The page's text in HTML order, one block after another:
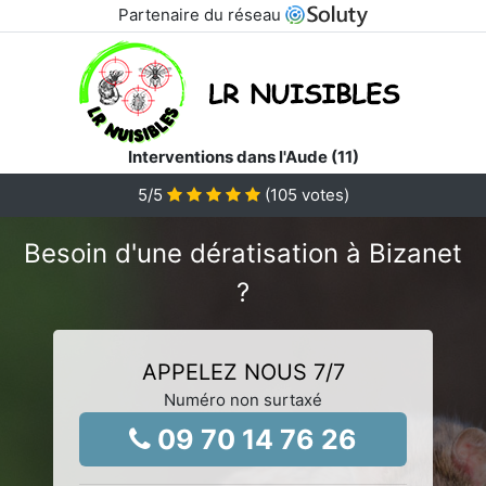
Partenaire du réseau
Interventions dans l'Aude (11)
5/5 (105 votes)
Besoin d'une dératisation à Bizanet
?
APPELEZ NOUS 7/7
Numéro non surtaxé
09 70 14 76 26